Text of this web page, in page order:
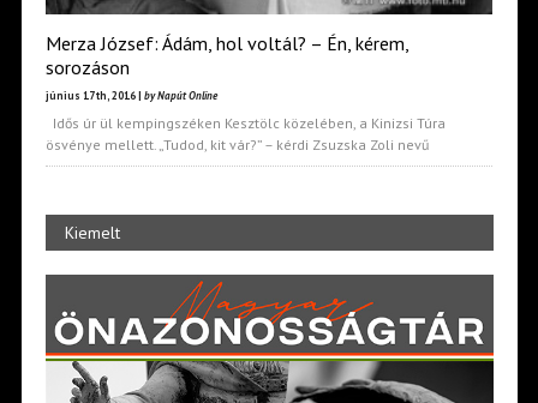
Merza József: Ádám, hol voltál? – Én, kérem,
sorozáson
június 17th, 2016 | by Napút Online
Idős úr ül kempingszéken Kesztölc közelében, a Kinizsi Túra
ösvénye mellett. „Tudod, kit vár?” – kérdi Zsuzska Zoli nevű
Kiemelt